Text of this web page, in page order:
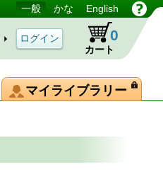
一般 かな English
カート
0
マイライブラリー